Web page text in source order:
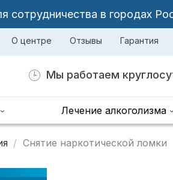
сотрудничества в городах
О центре Отзывы Гарантия
Мы работаем
Лечение алкоголизма
Снятие наркотической ломки